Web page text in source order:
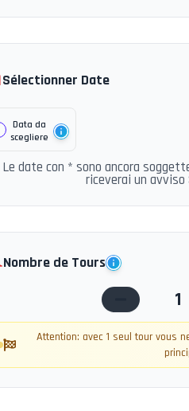
Sélectionner Date
Data da
scegliere
Le date con * sono ancora
riceverai un avviso
Nombre de Tours
1
Attention: avec 1 seul tour vous